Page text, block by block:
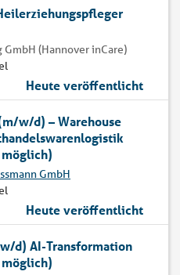
GmbH (Hannover inCare)
Heute veröffentlicht
w/d) – Warehouse
GmbH
Heute veröffentlicht
d) AI-Transformation